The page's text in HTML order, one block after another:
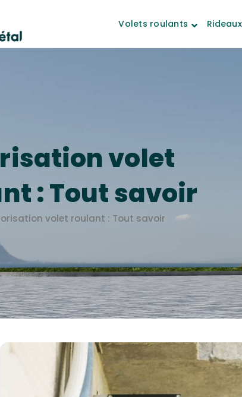
Volets roulants
volet
: Tout savoir
volet roulant : Tout savoir